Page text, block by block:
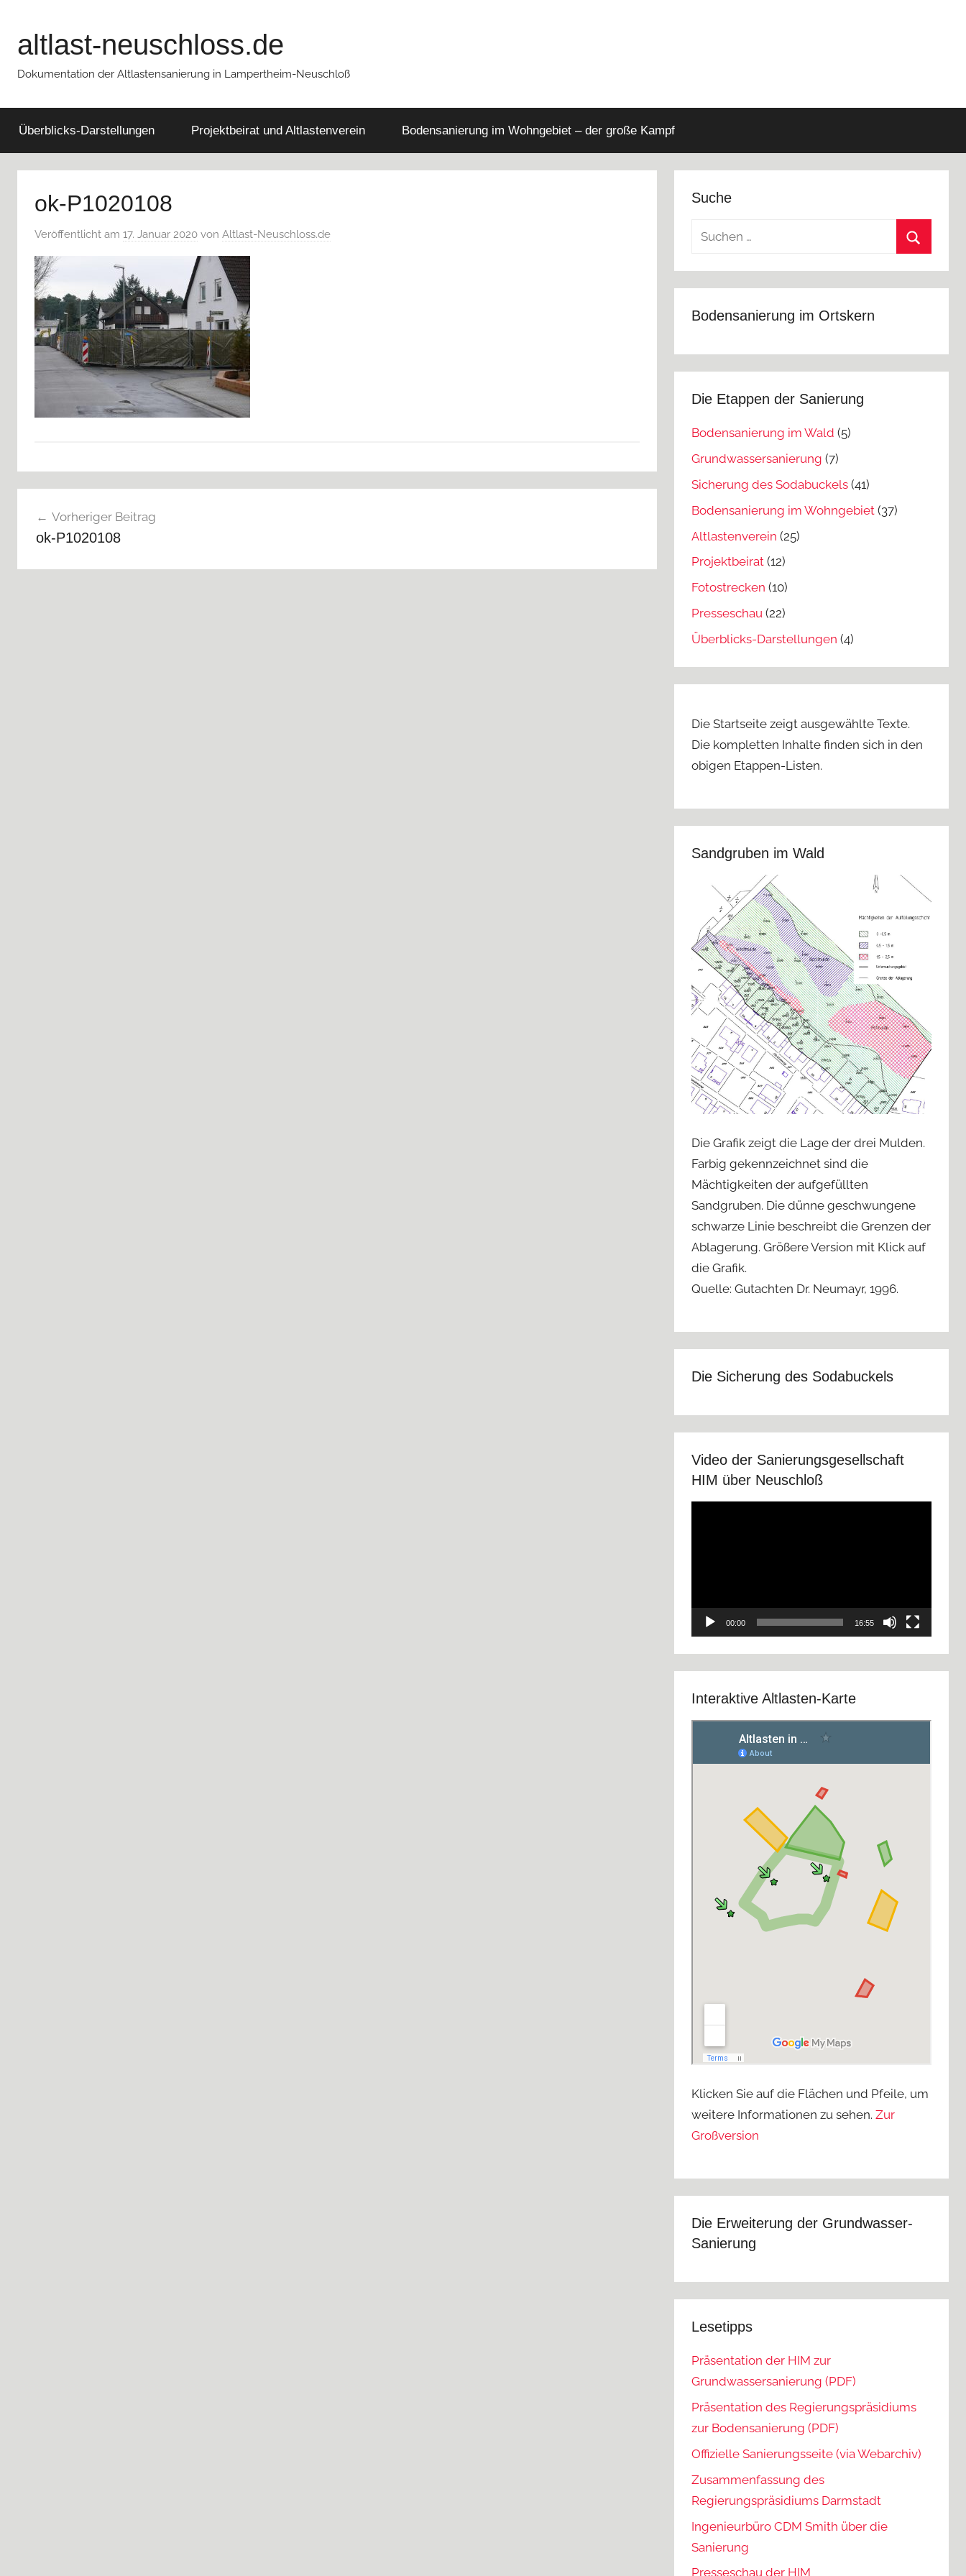
springen
altlast-neuschloss.de
Dokumentation der Altlastensanierung in Lampertheim-Neuschloß
Überblicks-Darstellungen Projektbeirat und Altlastenverein Bodensanierung im Wohngebiet – der große Kampf
ok-P1020108
Veröffentlicht am 17. Januar 2020 von Altlast-Neuschloss.de
Vorheriger Beitrag
ok-P1020108
Suche
Suchen
Bodensanierung im Ortskern
Die Etappen der Sanierung
Bodensanierung im Wald (5)
Grundwassersanierung (7)
Sicherung des Sodabuckels (41)
Bodensanierung im Wohngebiet (37)
Altlastenverein (25)
Projektbeirat (12)
Fotostrecken (10)
Presseschau (22)
Überblicks-Darstellungen (4)
Die Startseite zeigt ausgewählte Texte.
Die kompletten Inhalte finden sich in den
obigen Etappen-Listen.
Sandgruben im Wald
Die Grafik zeigt die Lage der drei Mulden.
Farbig gekennzeichnet sind die
Mächtigkeiten der aufgefüllten
Sandgruben. Die dünne geschwungene
schwarze Linie beschreibt die Grenzen der
Ablagerung. Größere Version mit Klick auf
die Grafik.
Quelle: Gutachten Dr. Neumayr, 1996.
Die Sicherung des Sodabuckels
Video der Sanierungsgesellschaft
HIM über Neuschloß
00:00 16:55
Interaktive Altlasten-Karte
Klicken Sie auf die Flächen und Pfeile, um
weitere Informationen zu sehen.Zur
Großversion
Die Erweiterung der Grundwasser-
Sanierung
Lesetipps
Präsentation der HIM zur
Grundwassersanierung (PDF)
Präsentation des Regierungspräsidiums
zur Bodensanierung (PDF)
Offizielle Sanierungsseite (via Webarchiv)
Zusammenfassung des
Regierungspräsidiums Darmstadt
Ingenieurbüro CDM Smith über die
Sanierung
Presseschau der HIM